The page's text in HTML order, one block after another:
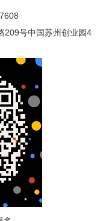
209号中国苏州创业园4